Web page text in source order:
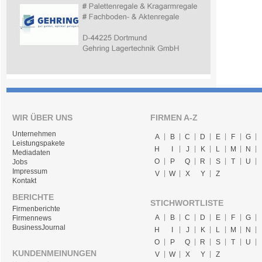
WIR ÜBER UNS
Unternehmen
Leistungspakete
Mediadaten
Jobs
Impressum
Kontakt
BERICHTE
Firmenberichte
Firmennews
BusinessJournal
KUNDENMEINUNGEN
FIRMEN A-Z
A B C D E F
G
H
J K L M
N
O
P Q R S T
U
V
W X Y Z
STICHWORTLISTE
A B C D E F
G
H
J K L M
N
O
P Q R S T
U
V
W X Y Z